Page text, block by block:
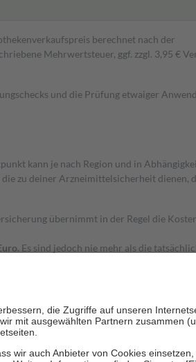
berechnet nach der
Mehrwertsteuer, ggf. zzgl. 3,95 €
und die Prüfung etwaiger
kann je nach Region und in
zu deiner Arzneimittelsicherheit dienen,
übernimmt in der Regel die
Es sind jedoch nie mehr als die
Zuzahlungen an bei: